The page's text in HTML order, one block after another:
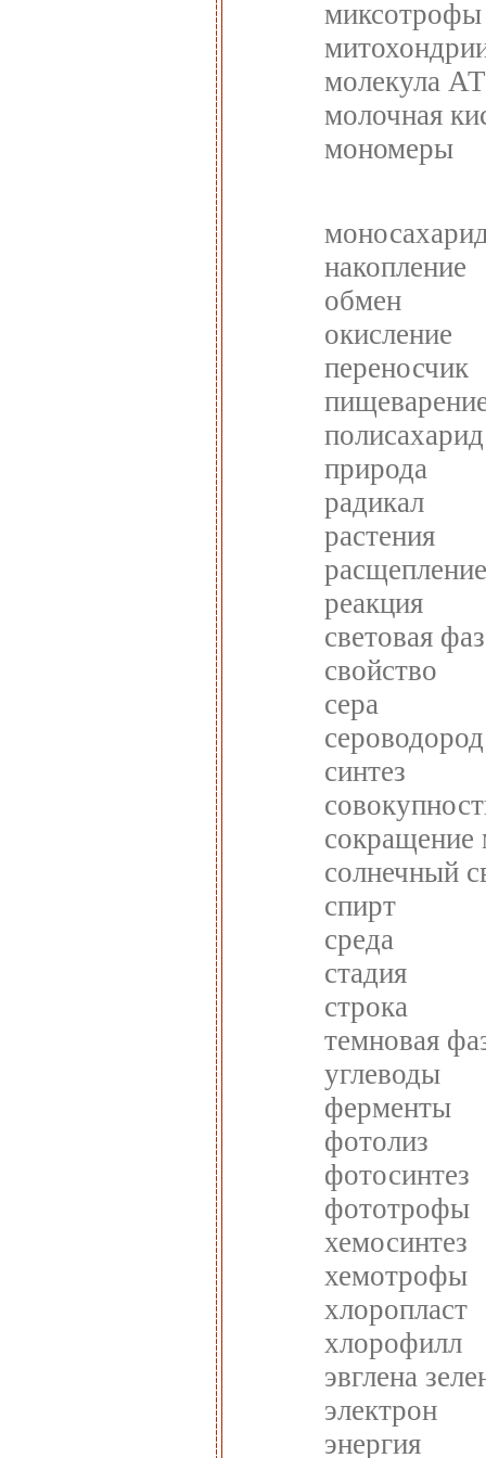
миксотрофы
молекула
молочная
мономеры
накопление
обмен
окисление
переносчик
полисахарид
природа
радикал
растения
расщепление
реакция
световая
свойство
сера
сероводород
синтез
солнечный
спирт
среда
стадия
строка
темновая
углеводы
ферменты
фотолиз
фотосинтез
фототрофы
хемосинтез
хемотрофы
хлоропласт
хлорофилл
эвглена
электрон
энергия